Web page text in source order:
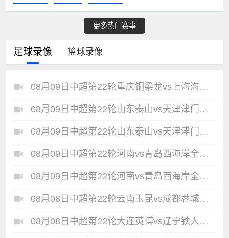
更多热门赛事
足球录像 篮球录像
08月09日中超第22轮重庆铜梁龙vs上海海港全场录像
08月09日中超第22轮山东泰山vs天津津门虎全场录像
08月09日中超第22轮山东泰山vs天津津门虎全场录像
08月09日中超第22轮河南vs青岛西海岸全场录像
08月09日中超第22轮河南vs青岛西海岸全场录像
08月08日中超第22轮云南玉昆vs成都蓉城全场录像
08月08日中超第22轮大连英博vs辽宁铁人全场录像